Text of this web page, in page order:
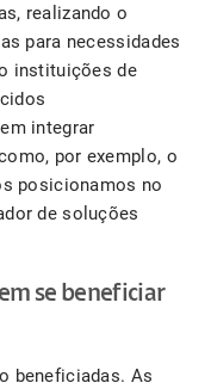
realizando o
para necessidades
instituições de
integrar
por exemplo, o
posicionamos no
de soluções
se beneficiar
beneficiadas. As